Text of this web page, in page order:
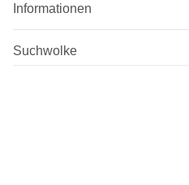
Informationen
Suchwolke